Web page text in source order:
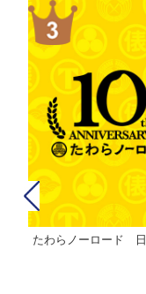
たわらノーロード 日